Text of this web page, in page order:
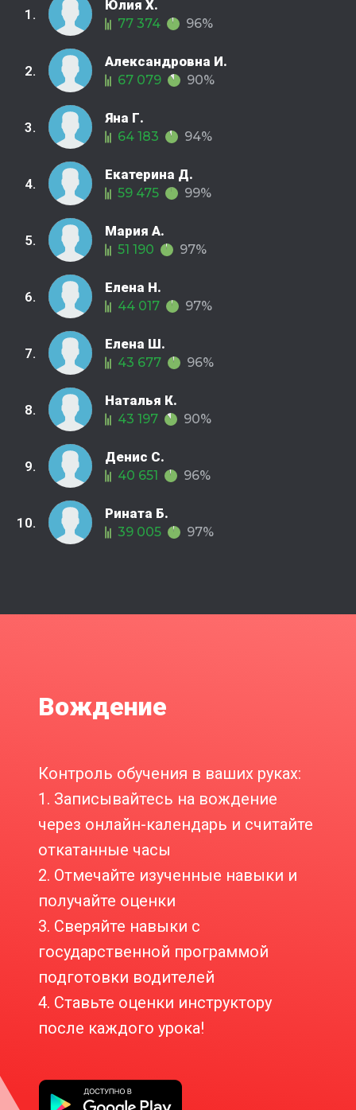
1.
Юлия Х.
77 374 96%
2.
Александровна И.
67 079 90%
3.
Яна Г.
64 183 94%
4.
Екатерина Д.
59 475 99%
5.
Мария А.
51 190 97%
6.
Елена Н.
44 017 97%
7.
Елена Ш.
43 677 96%
8.
Наталья К.
43 197 90%
9.
Денис С.
40 651 96%
10.
Рината Б.
39 005 97%
Вождение
Контроль обучения в ваших руках:
1. Записывайтесь на вождение
через онлайн-календарь и считайте
откатанные часы
2. Отмечайте изученные навыки и
получайте оценки
3. Сверяйте навыки с
государственной программой
подготовки водителей
4. Ставьте оценки инструктору
после каждого урока!